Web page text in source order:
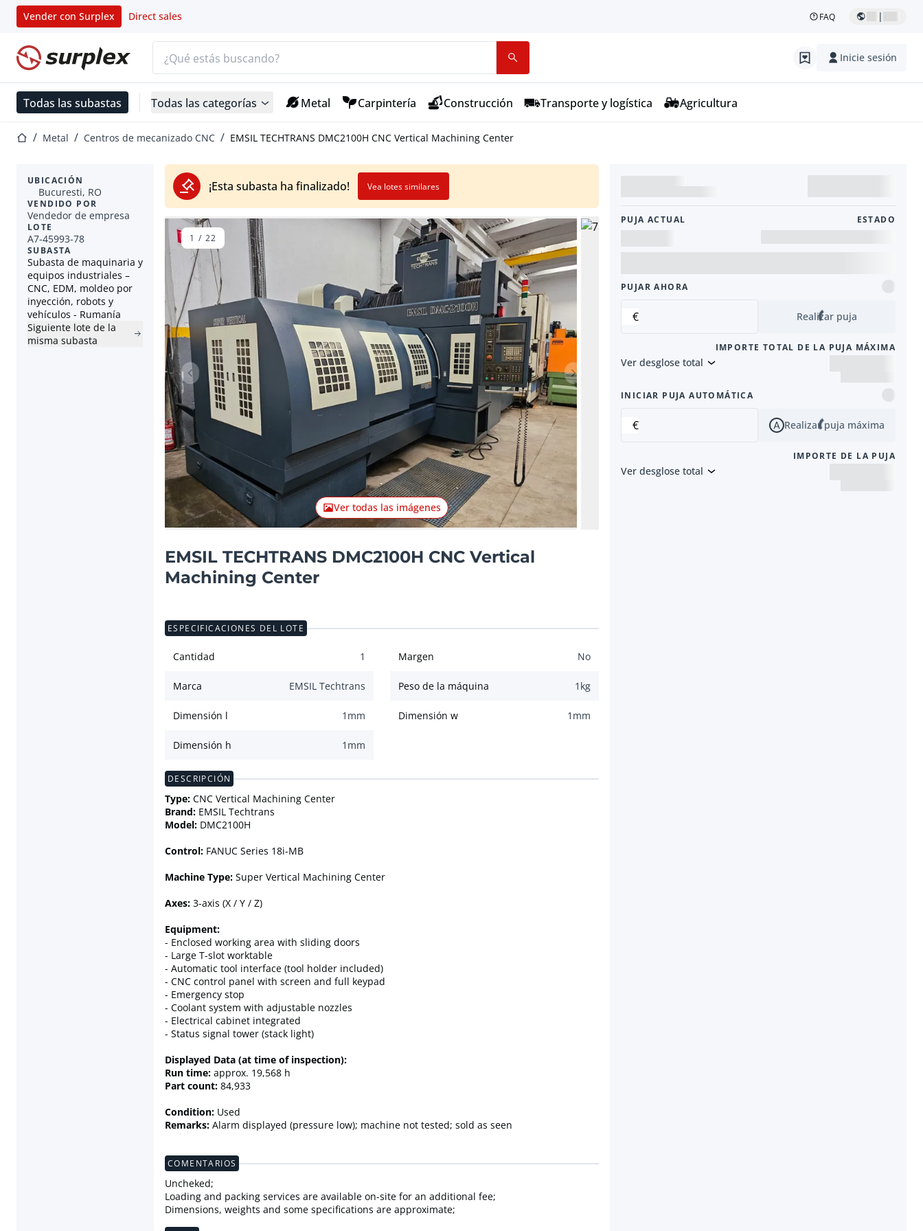
Vender con Surplex Direct sales FAQ |
Página de inicio Inicie sesión
Todas las subastas Todas las categorías Metal Carpintería Construcción Transporte y logística Agricultura
Página de inicio
Metal Centros de mecanizado CNC EMSIL TECHTRANS DMC2100H CNC Vertical Machining Center
¡Esta subasta ha finalizado! Vea lotes similares
UBICACIÓN
Bucuresti, RO
VENDIDO POR
Vendedor de empresa
LOTE
A7-45993-78
SUBASTA
Subasta de maquinaria y
equipos industriales –
CNC, EDM, moldeo por
inyección, robots y
vehículos - Rumanía
Siguiente lote de la
misma subasta
Artículo anterior Artículo siguiente
Ver todas las imágenes
1 / 22
EMSIL TECHTRANS DMC2100H CNC Vertical
Machining Center
PUJA ACTUAL ESTADO
PUJAR AHORA
€ Realizar puja
IMPORTE TOTAL DE LA PUJA MÁXIMA
Ver desglose total
INICIAR PUJA AUTOMÁTICA
€ Realizar puja máxima
IMPORTE DE LA PUJA
Ver desglose total
ESPECIFICACIONES DEL LOTE
Cantidad 1 Margen No
Marca EMSIL Techtrans Peso de la máquina 1 kg
Dimensión l 1 mm Dimensión w 1 mm
Dimensión h 1 mm
DESCRIPCIÓN
Type: CNC Vertical Machining Center
Brand: EMSIL Techtrans
Model: DMC2100H
Control: FANUC Series 18i-MB
Machine Type: Super Vertical Machining Center
Axes: 3-axis (X / Y / Z)
Equipment:
- Enclosed working area with sliding doors
- Large T-slot worktable
- Automatic tool interface (tool holder included)
- CNC control panel with screen and full keypad
- Emergency stop
- Coolant system with adjustable nozzles
- Electrical cabinet integrated
- Status signal tower (stack light)
Displayed Data (at time of inspection):
Run time: approx. 19,568 h
Part count: 84,933
Condition: Used
Remarks: Alarm displayed (pressure low); machine not tested; sold as seen
COMENTARIOS
Uncheked;
Loading and packing services are available on-site for an additional fee;
Dimensions, weights and some specifications are approximate;